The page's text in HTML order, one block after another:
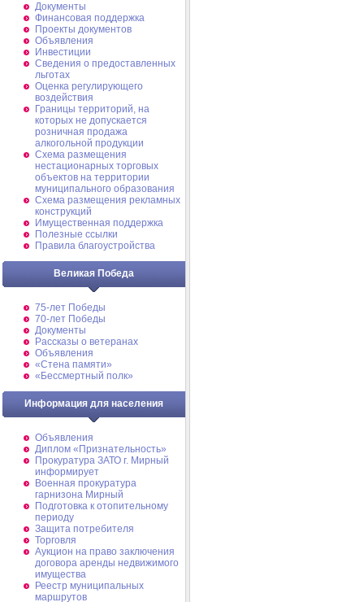
Документы
Финансовая поддержка
Проекты документов
Объявления
Инвестиции
Сведения о предоставленных
льготах
Оценка регулирующего
воздействия
Границы территорий, на
которых не допускается
розничная продажа
алкогольной продукции
Схема размещения
нестационарных торговых
объектов на территории
муниципального образования
Схема размещения рекламных
конструкций
Имущественная поддержка
Полезные ссылки
Правила благоустройства
Великая Победа
75-лет Победы
70-лет Победы
Документы
Рассказы о ветеранах
Объявления
«Стена памяти»
«Бессмертный полк»
Информация для населения
Объявления
Диплом «Признательность»
Прокуратура ЗАТО г. Мирный
информирует
Военная прокуратура
гарнизона Мирный
Подготовка к отопительному
периоду
Защита потребителя
Торговля
Аукцион на право заключения
договора аренды недвижимого
имущества
Реестр муниципальных
маршрутов